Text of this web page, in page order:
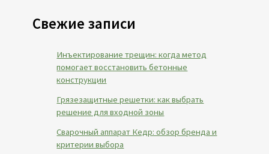
Свежие записи
Инъектирование трещин: когда метод
помогает восстановить бетонные
конструкции
Грязезащитные решетки: как выбрать
решение для входной зоны
Сварочный аппарат Кедр: обзор бренда и
критерии выбора